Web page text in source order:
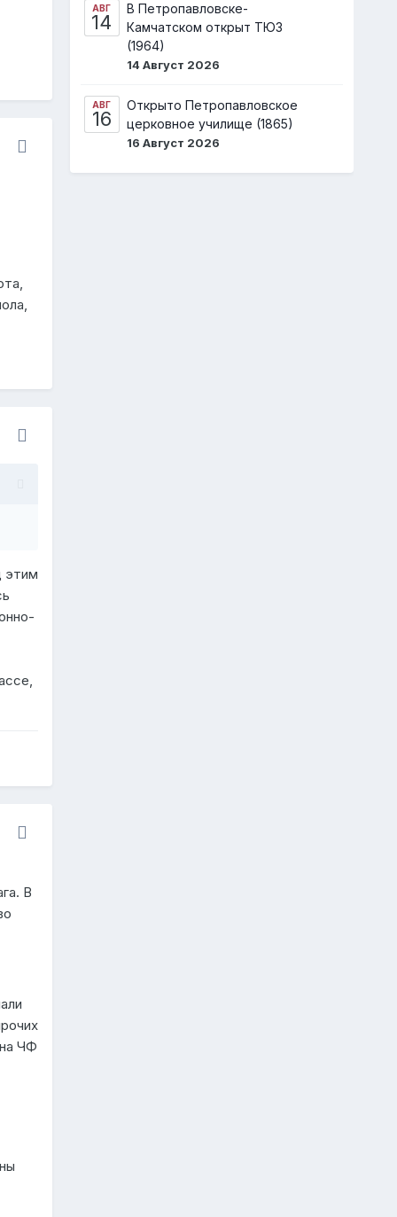
этим
В
ЧФ
АВГ
14
В Петропавловске-
Камчатском открыт ТЮЗ
(1964)
14 Август 2026
АВГ
16
Открыто Петропавловское
церковное училище (1865)
16 Август 2026